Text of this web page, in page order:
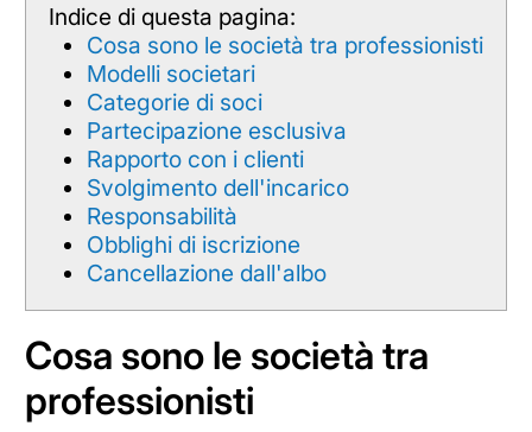
Indice di questa pagina:
Cosa sono le società tra professionisti
Modelli societari
Categorie di soci
Partecipazione esclusiva
Rapporto con i clienti
Svolgimento dell'incarico
Responsabilità
Obblighi di iscrizione
Cancellazione dall'albo
Cosa sono le società tra
professionisti